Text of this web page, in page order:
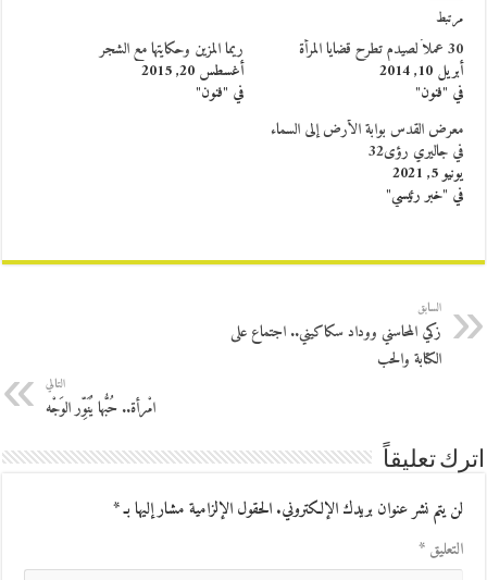
مرتبط
30 عملاً لصيدم تطرح قضايا المرأة
أبريل 10, 2014
في "فنون"
ريما المزين وحكايتها مع الشجر
أغسطس 20, 2015
في "فنون"
معرض القدس بوابة الأرض إلى السماء
في جاليري رؤى32
يونيو 5, 2021
في "خبر رئيسي"
السابق
زكي المحاسني ووداد سكاكيني.. اجتماع على
الكتابة والحب
التالي
امْرأة.. حُبُّها يُنَوِّر الوَجْه
اترك تعليقاً
لن يتم نشر عنوان بريدك الإلكتروني.الحقول الإلزامية مشار إليها بـ*
التعليق*